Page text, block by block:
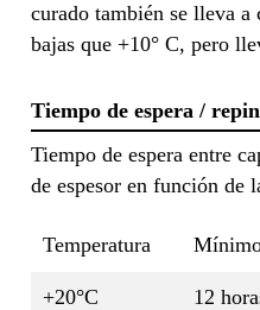
curado también se lleva a
bajas que +10° C, pero
Tiempo de espera /
Tiempo de espera entre
de espesor en función de
Temperatura
+20°C 12